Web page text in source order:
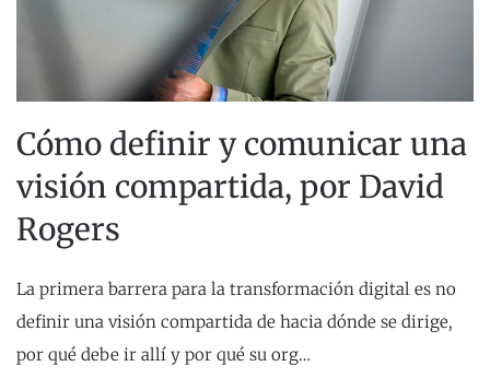
Cómo definir y comunicar una
visión compartida, por David
Rogers
La primera barrera para la transformación digital es no
definir una visión compartida de hacia dónde se dirige,
por qué debe ir allí y por qué su org…